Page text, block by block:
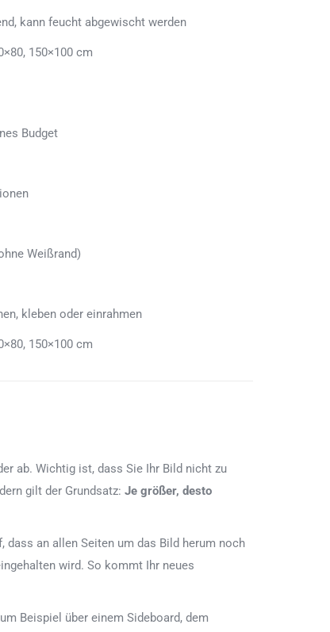
kann feucht abgewischt werden
150×100 cm
Budget
Weißrand)
kleben oder einrahmen
150×100 cm
ab. Wichtig ist, dass Sie Ihr Bild nicht zu
gilt der Grundsatz: Je größer, desto
dass an allen Seiten um das Bild herum noch
wird. So kommt Ihr neues
Beispiel über einem Sideboard, dem